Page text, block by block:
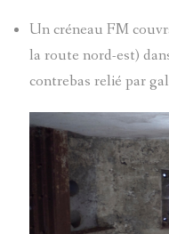
Un créneau FM
la route nord-est)
contrebas relié par